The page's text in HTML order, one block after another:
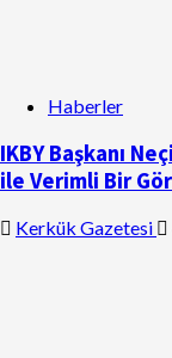
Haberler
IKBY Başkanı
ile Verimli Bir
Kerkük Gazetesi